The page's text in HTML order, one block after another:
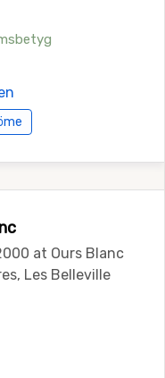
at Ours Blanc
Les Belleville